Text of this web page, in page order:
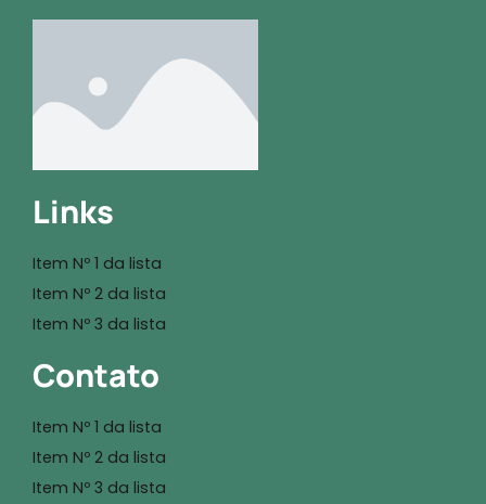
Links
Item Nº 1 da lista
Item Nº 2 da lista
Item Nº 3 da lista
Contato
Item Nº 1 da lista
Item Nº 2 da lista
Item Nº 3 da lista